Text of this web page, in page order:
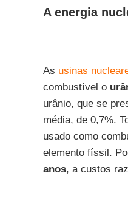
A energia
As usinas
combustível o
urânio, que se
média, de 0,7%.
usado como
elemento físsil.
anos, a custos